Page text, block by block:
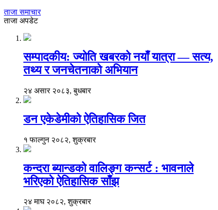
ताजा समाचार
ताजा अपडेट
सम्पादकीय: ज्योति खबरको नयाँ यात्रा — सत्य,
तथ्य र जनचेतनाको अभियान
२४ असार २०८३, बुधबार
डन एकेडेमीको ऐतिहासिक जित
१ फाल्गुन २०८२, शुक्रबार
कन्दरा ब्यान्डको वालिङ्ग कन्सर्ट : भावनाले
भरिएको ऐतिहासिक साँझ
२४ माघ २०८२, शुक्रबार